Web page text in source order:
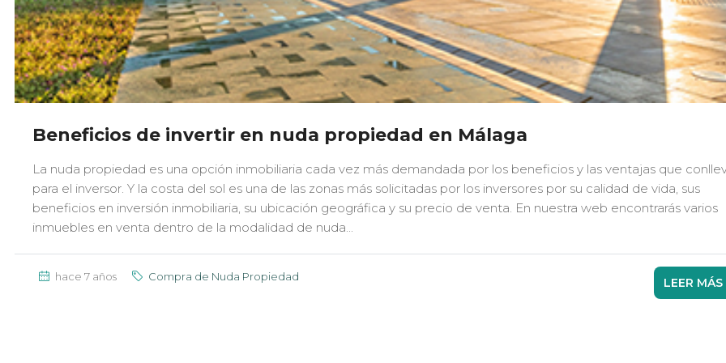
Beneficios de invertir en nuda propiedad en Málaga
La nuda propiedad es una opción inmobiliaria cada vez más demandada por los beneficios y las ventajas que
para el inversor. Y la costa del sol es una de las zonas más solicitadas por los inversores por su calidad de vida, sus
beneficios en inversión inmobiliaria, su ubicación geográfica y su precio de venta. En nuestra web encontrarás varios
inmuebles en venta dentro de la modalidad de nuda...
hace 7 años Compra de Nuda Propiedad LEER MÁS